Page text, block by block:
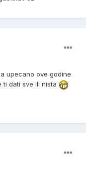
upecano ove godine
ti dati sve ili nista